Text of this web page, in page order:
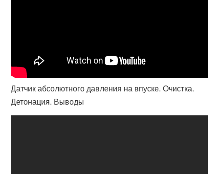
Датчик абсолютного давления на впуске. Очистка.
Детонация. Выводы